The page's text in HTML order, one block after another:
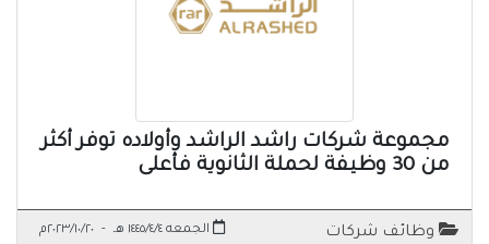
مجموعة شركات راشد الراشد وأولاده توفر أكثر
من 30 وظيفة لحملة الثانوية فأعلى
وظائف شركات الجمعه ١٤٤٥/٤/٤ هـ - ٢٠٢٣/١٠/٢٠م